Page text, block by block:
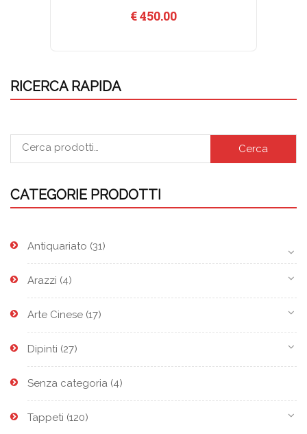
RICERCA RAPIDA
Cerca
CATEGORIE PRODOTTI
Antiquariato (31)
Arazzi (4)
Arte Cinese (17)
Dipinti (27)
Senza categoria (4)
Tappeti (120)
€450.00